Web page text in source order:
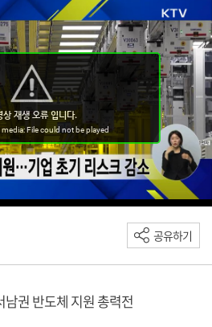
공유하기
권 반도체 지원 총력전